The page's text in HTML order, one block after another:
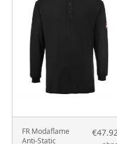
FR Modaflame
Anti-Static